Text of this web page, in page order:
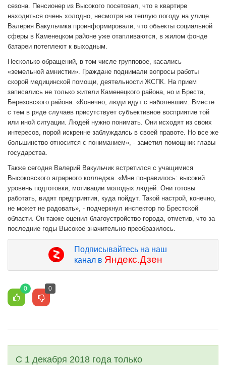
сезона. Пенсионер из Высокого посетовал, что в квартире
находиться очень холодно, несмотря на теплую погоду на улице.
Валерия Вакульчика проинформировали, что объекты социальной
сферы в Каменецком районе уже отапливаются, в жилом фонде
батареи потеплеют к выходным.
Несколько обращений, в том числе групповое, касались
«земельной амнистии». Граждане поднимали вопросы работы
скорой медицинской помощи, деятельности ЖСПК. На прием
записались не только жители Каменецкого района, но и Бреста,
Березовского района. «Конечно, люди идут с наболевшим. Вместе
с тем в ряде случаев присутствует субъективное восприятие той
или иной ситуации. Людей нужно понимать. Они исходят из своих
интересов, порой искренне заблуждаясь в своей правоте. Но все же
большинство относится с пониманием», - заметил помощник главы
государства.
Также сегодня Валерий Вакульчик встретился с учащимися
Высоковского аграрного колледжа. «Мне понравилось: высокий
уровень подготовки, мотивации молодых людей. Они готовы
работать, видят предприятия, куда пойдут. Такой настрой, конечно,
не может не радовать», - подчеркнул инспектор по Брестской
области. Он также оценил благоустройство города, отметив, что за
последние годы Высокое значительно преобразилось.
Подписывайтесь на наш
канал в Яндекс.Дзен
0 0
С 1 декабря 2018 года только